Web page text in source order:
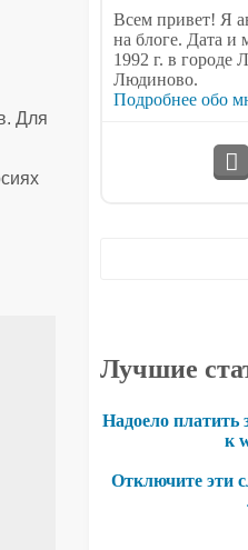
Для
Всем привет! Я
на блоге. Дата и
1992 г. в городе
Людиново.
Подробнее обо
Лучшие
Надоело платить
к
Отключите эти